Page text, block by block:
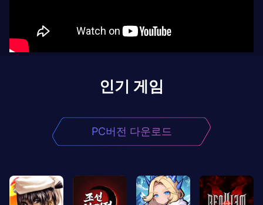
인기 게임
PC버전 다운로드